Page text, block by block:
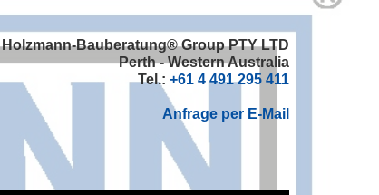
Holzmann-Bauberatung® Group PTY LTD
Perth - Western Australia
Tel.: +61 4 491 295 411
Anfrage per E-Mail